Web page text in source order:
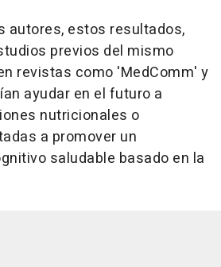
autores, estos resultados,
previos del mismo
revistas como 'MedComm' y
ayudar en el futuro a
nutricionales o
a promover un
saludable basado en la